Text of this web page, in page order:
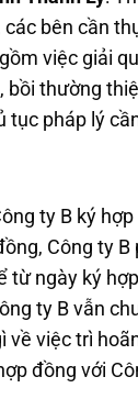
bên cần
việc giải
bồi thường
tục pháp lý
ty B ký
Công ty B
từ ngày ký
ty B vẫn
về việc trì
đồng với